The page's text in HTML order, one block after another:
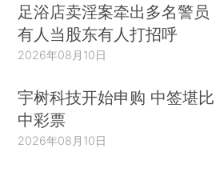
足浴店卖淫案牵出多名警员
有人当股东有人打招呼
2026年08月10日
宇树科技开始申购 中签堪比
中彩票
2026年08月10日